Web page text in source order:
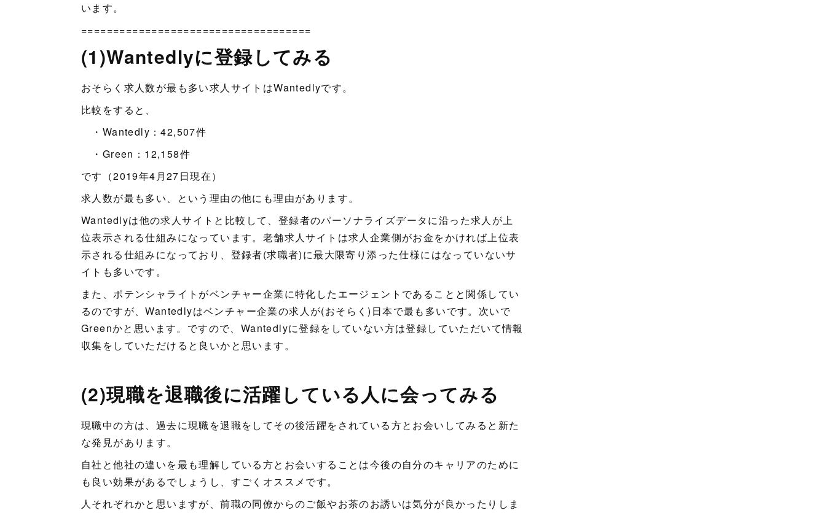
います。
====================================
(1)Wantedlyに登録してみる
おそらく求人数が最も多い求人サイトはWantedlyです。
比較をすると、
・Wantedly：42,507件
・Green：12,158件
です（2019年4月27日現在）
求人数が最も多い、という理由の他にも理由があります。
Wantedlyは他の求人サイトと比較して、登録者のパーソナライズデータに沿った求人が上
位表示される仕組みになっています。老舗求人サイトは求人企業側がお金をかければ上位表
示される仕組みになっており、登録者(求職者)に最大限寄り添った仕様にはなっていないサ
イトも多いです。
また、ポテンシャライトがベンチャー企業に特化したエージェントであることと関係してい
るのですが、Wantedlyはベンチャー企業の求人が(おそらく)日本で最も多いです。次いで
Greenかと思います。ですので、Wantedlyに登録をしていない方は登録していただいて情報
収集をしていただけると良いかと思います。
(2)現職を退職後に活躍している人に会ってみる
現職中の方は、過去に現職を退職をしてその後活躍をされている方とお会いしてみると新た
な発見があります。
自社と他社の違いを最も理解している方とお会いすることは今後の自分のキャリアのために
も良い効果があるでしょうし、すごくオススメです。
人それぞれかと思いますが、前職の同僚からのご飯やお茶のお誘いは気分が良かったりしま